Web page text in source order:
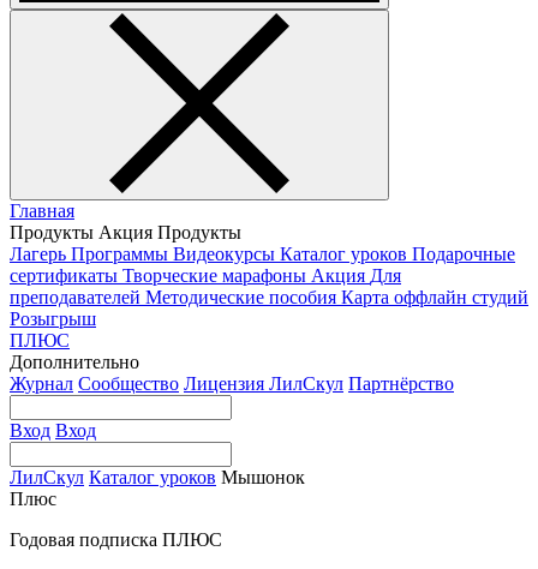
Главная
Продукты Акция Продукты
Лагерь Программы Видеокурсы Каталог уроков Подарочные
сертификаты Творческие марафоны Акция Для
преподавателей Методические пособия Карта оффлайн студий
Розыгрыш
ПЛЮС
Дополнительно
Журнал Сообщество Лицензия ЛилСкул Партнёрство
Вход Вход
ЛилСкул Каталог уроков Мышонок
Плюс
Годовая подписка ПЛЮС